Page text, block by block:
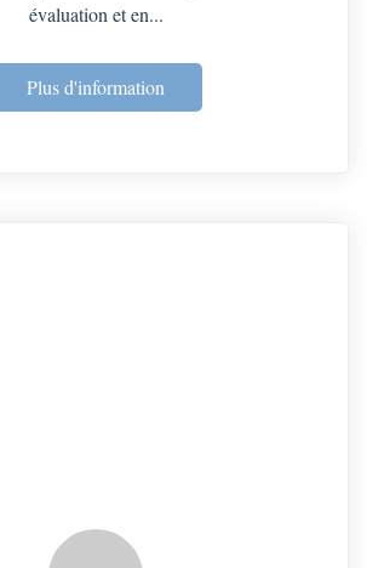
évaluation et en...
Plus d'information